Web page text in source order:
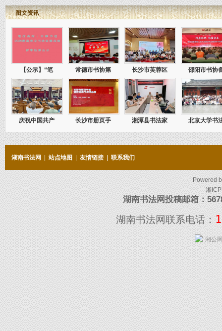
图文资讯
【公示】“笔 常德市书协第 长沙市芙蓉区 邵阳市书协
庆祝中国共产 长沙市册页手 湘潭县书法家 北京大学书
湖南书法网 | 站点地图 | 友情链接 | 联系我们
Powered
湘
湖南书法网投稿邮箱：
湖南书法网联系电话：
湘公